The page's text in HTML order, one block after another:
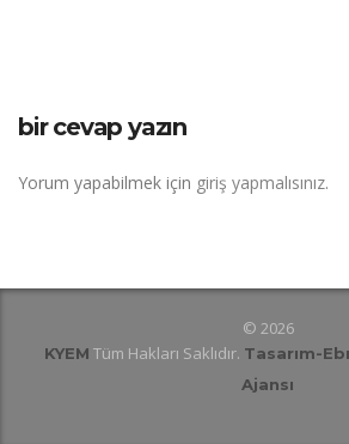
bir cevap yazın
Yorum yapabilmek için giriş yapmalısınız.
© 2026
KYEM Tüm Hakları Saklıdır. Tasarım-
Ajansı